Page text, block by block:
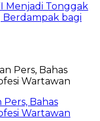
Menjadi Tonggak
Berdampak bagi
Bahas
Wartawan